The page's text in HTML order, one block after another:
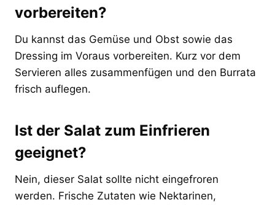
vorbereiten?
Du kannst das Gemüse und Obst sowie das
Dressing im Voraus vorbereiten. Kurz vor dem
Servieren alles zusammenfügen und den Burrata
frisch auflegen.
Ist der Salat zum Einfrieren
geeignet?
Nein, dieser Salat sollte nicht eingefroren
werden. Frische Zutaten wie Nektarinen,